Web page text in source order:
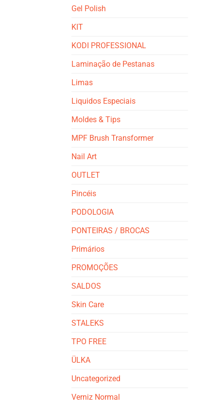
Gel Polish
KIT
KODI PROFESSIONAL
Laminação de Pestanas
Limas
Liquidos Especiais
Moldes & Tips
MPF Brush Transformer
Nail Art
OUTLET
Pincéis
PODOLOGIA
PONTEIRAS / BROCAS
Primários
PROMOÇÕES
SALDOS
Skin Care
STALEKS
TPO FREE
ÜLKA
Uncategorized
Verniz Normal